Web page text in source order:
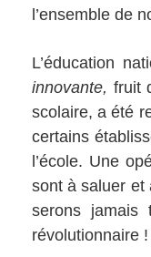
l’ensemble de
L’éducation
innovante, fruit
scolaire, a été
certains
l’école. Une
sont à saluer et
serons jamais
révolutionnaire !